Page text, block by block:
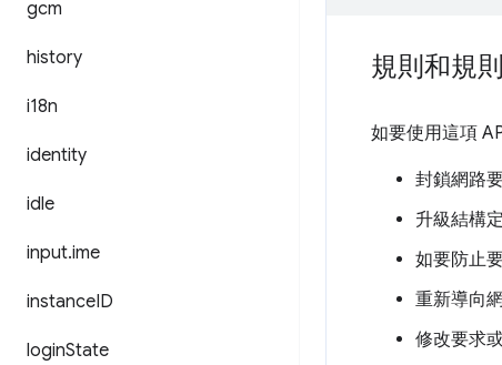
gcm
history
i18n
identity
idle
input.ime
instanceID
loginState
規則和規
如要使用這項
封鎖網路要
升級結構
如要防止
重新導向
修改要求